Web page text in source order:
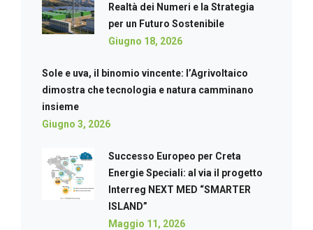
Realtà dei Numeri e la Strategia
per un Futuro Sostenibile
Giugno 18, 2026
Sole e uva, il binomio vincente: l’Agrivoltaico
dimostra che tecnologia e natura camminano
insieme
Giugno 3, 2026
Successo Europeo per Creta
Energie Speciali: al via il progetto
Interreg NEXT MED “SMARTER
ISLAND”
Maggio 11, 2026